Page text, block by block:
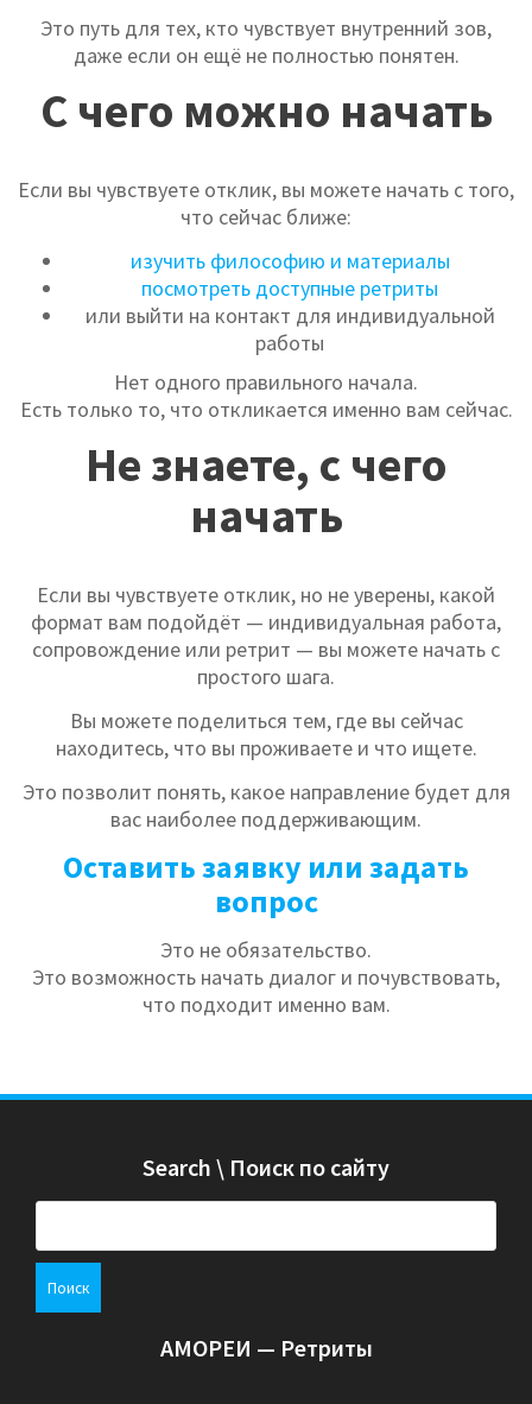
Это путь для тех, кто чувствует внутренний зов,
даже если он ещё не полностью понятен.
С чего можно начать
Если вы чувствуете отклик, вы можете начать с того,
что сейчас ближе:
изучить философию и материалы
посмотреть доступные ретриты
или выйти на контакт для индивидуальной
работы
Нет одного правильного начала.
Есть только то, что откликается именно вам сейчас.
Не знаете, с чего
начать
Если вы чувствуете отклик, но не уверены, какой
формат вам подойдёт — индивидуальная работа,
сопровождение или ретрит — вы можете начать с
простого шага.
Вы можете поделиться тем, где вы сейчас
находитесь, что вы проживаете и что ищете.
Это позволит понять, какое направление будет для
вас наиболее поддерживающим.
Оставить заявку или задать
вопрос
Это не обязательство.
Это возможность начать диалог и почувствовать,
что подходит именно вам.
Search \ Поиск по сайту
:
АМОРЕИ — Ретриты